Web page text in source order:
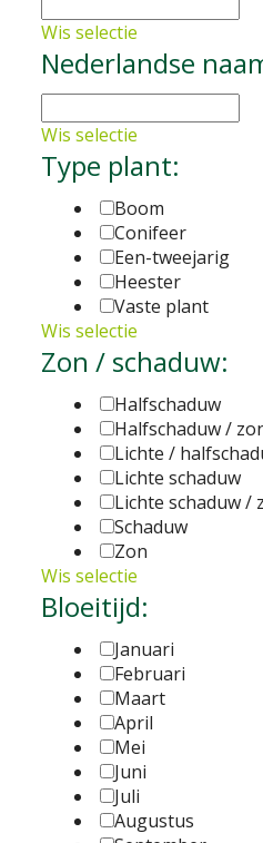
Wis selectie
Nederlandse
Wis selectie
Type plant:
Boom
Conifeer
Een-tweejarig
Heester
Vaste plant
Wis selectie
Zon / schaduw:
Halfschaduw
Halfschaduw /
Lichte /
Lichte schaduw
Lichte schaduw /
Schaduw
Zon
Wis selectie
Bloeitijd:
Januari
Februari
Maart
April
Mei
Juni
Juli
Augustus